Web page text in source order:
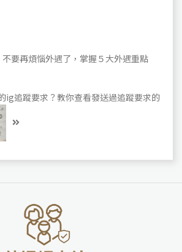
不要再煩惱外遇了，掌握５大外遇重點
ig追蹤要求？教你查看發送過追蹤要求的